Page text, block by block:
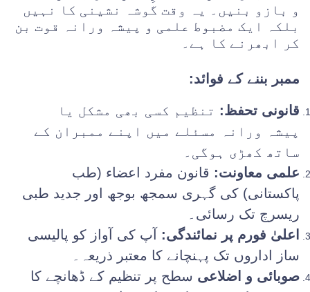
و بازو بنیں۔ یہ وقت گوشہ نشینی کا نہیں
بلکہ ایک مضبوط علمی و پیشہ ورانہ قوت بن
کر ابھرنے کا ہے۔
ممبر بننے کے فوائد:
قانونی تحفظ: تنظیم کسی بھی مشکل یا
پیشہ ورانہ مسئلے میں اپنے ممبران کے
ساتھ کھڑی ہوگی۔
علمی معاونت: قانون مفرد اعضاء (طب
پاکستانی) کی گہری سمجھ بوجھ اور جدید طبی
ریسرچ تک رسائی۔
اعلیٰ فورم پر نمائندگی: آپ کی آواز کو پالیسی
ساز اداروں تک پہنچانے کا معتبر ذریعہ۔
صوبائی و اضلاعی سطح پر تنظیم کے ڈھانچے کا